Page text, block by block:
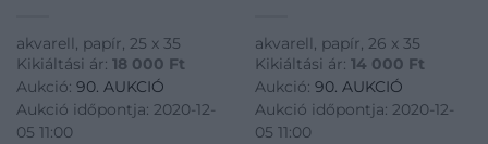
akvarell, papír, 25 x 35
Kikiáltási ár: 18 000 Ft
Aukció: 90. AUKCIÓ
Aukció időpontja: 2020-12-
05 11:00
akvarell, papír, 26 x 35
Kikiáltási ár: 14 000 Ft
Aukció: 90. AUKCIÓ
Aukció időpontja: 2020-12-
05 11:00